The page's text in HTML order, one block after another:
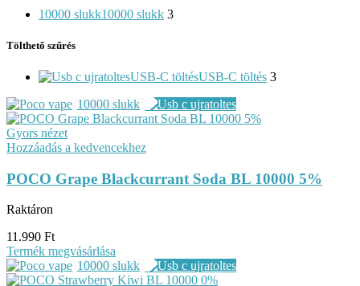
10000 slukk10000 slukk 3
Tölthető szűrés
USB-C töltésUSB-C töltés 3
10000 slukk
Gyors nézet
Hozzáadás a kedvencekhez
POCO Grape Blackcurrant Soda BL 10000 5%
Raktáron
11.990 Ft
Termék megvásárlása
10000 slukk